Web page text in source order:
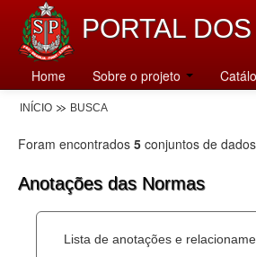
PORTAL
Home Sobre o projeto
INÍCIO BUSCA
Foram encontrados 5 conjuntos de
Anotações das Normas
Lista de anotações e